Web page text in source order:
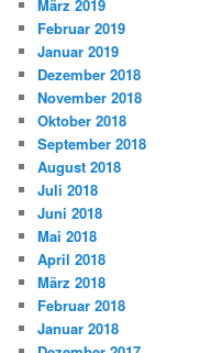
März 2019
Februar 2019
Januar 2019
Dezember 2018
November 2018
Oktober 2018
September 2018
August 2018
Juli 2018
Juni 2018
Mai 2018
April 2018
März 2018
Februar 2018
Januar 2018